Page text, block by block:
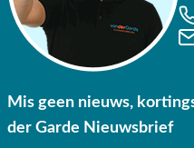
Mis geen nieuws,
der Garde Nieuwsbrief